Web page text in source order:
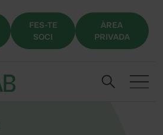
FES-TE
SOCI
ÀREA
PRIVADA